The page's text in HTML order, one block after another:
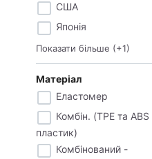
США
Японія
Показати більше (+1)
Матеріал
Еластомер
Комбін. (TPE та ABS
пластик)
Комбінований -